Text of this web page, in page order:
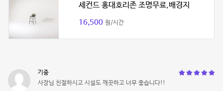
세컨드 홍대호리존 조명무료,배경지
16,500 원/시간
기중
사장님 친절하시고 시설도 깨끗하고 너무 좋습니다!!